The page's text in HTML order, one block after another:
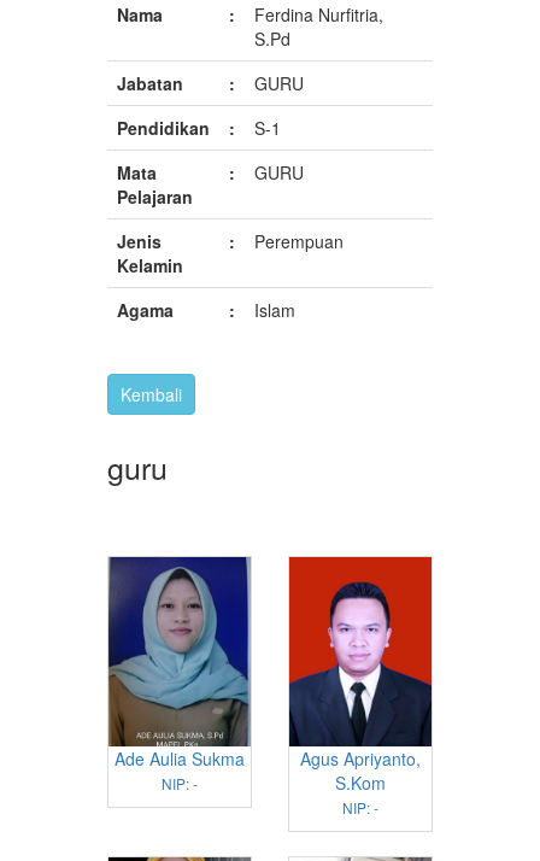
Nama :
Ferdina Nurfitria,
S.Pd
Jabatan
:
GURU
Pendidikan
:
S-1
Mata
Pelajaran
: GURU
Jenis
Kelamin
: Perempuan
Agama : Islam
guru
Ade Aulia Sukma
NIP: -
Agus Apriyanto,
S.Kom
NIP: -